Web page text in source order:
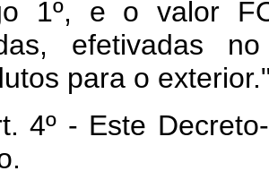
1º, e o valor
efetivadas
para o
Este Decreto-